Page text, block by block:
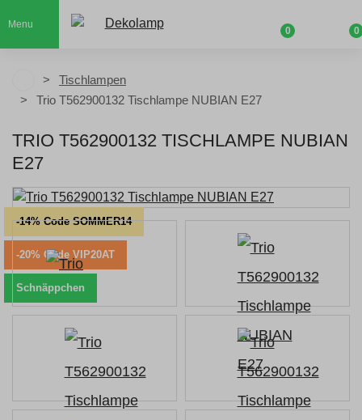
Menu
0 0
Tischlampen
Trio T562900132 Tischlampe NUBIAN E27
TRIO T562900132 TISCHLAMPE NUBIAN
E27
-14% Code SOMMER14
-20% Code VIP20AT
Schnäppchen